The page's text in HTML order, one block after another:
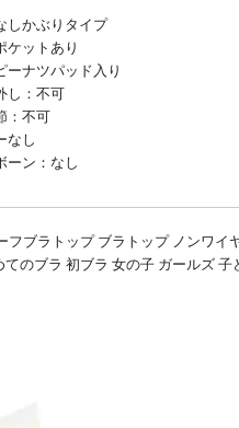
しかぶりタイプ
ケットあり
ーナツパッド入り
し：不可
：不可
なし
ーン：なし
フブラトップ ブラトップ ノンワ
のブラ 初ブラ 女の子 ガールズ 子